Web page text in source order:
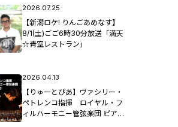
2026.07.25
【新潟ロケ! りんごあめなす】
8/1(土)ごご6時30分放送「満天
☆青空レストラン」
2026.04.13
【りゅーとぴあ】ヴァシリー・
ペトレンコ指揮 ロイヤル・フ
ィルハーモニー管弦楽団 ピア